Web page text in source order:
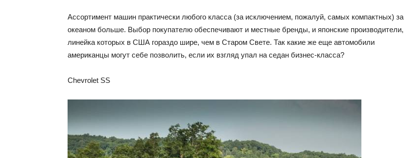
Ассортимент машин практически любого класса (за исключением, пожалуй, самых компактных) за
океаном больше. Выбор покупателю обеспечивают и местные бренды, и японские производители,
линейка которых в США гораздо шире, чем в Старом Свете. Так какие же еще автомобили
американцы могут себе позволить, если их взгляд упал на седан бизнес-класса?
Chevrolet SS